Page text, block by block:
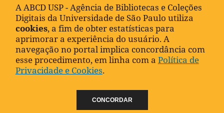
(ABCD-USP).
A ABCD USP - Agência de Bibliotecas e Coleções
Digitais da Universidade de São Paulo utiliza
cookies, a fim de obter estatísticas para
aprimorar a experiência do usuário. A
navegação no portal implica concordância com
esse procedimento, em linha com a Política de
Privacidade e Cookies.
CONCORDAR